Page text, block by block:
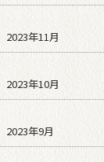
2023年11月
2023年10月
2023年9月